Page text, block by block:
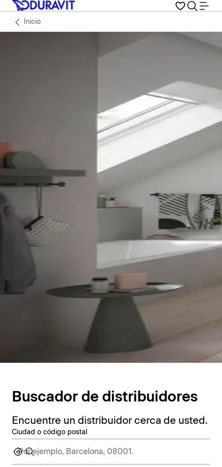
Inicio
Buscador de distribuidores
Encuentre un distribuidor cerca de usted.
Ciudad o código postal